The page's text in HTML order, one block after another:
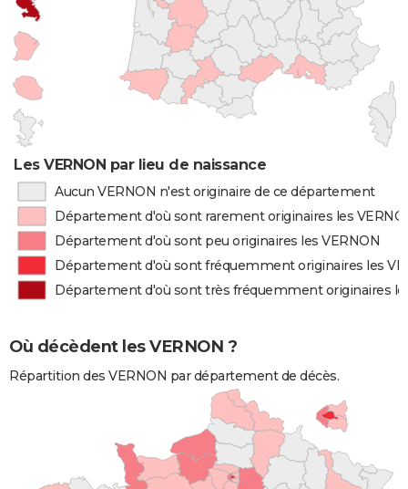
Les VERNON par lieu de naissance
Aucun VERNON n'est originaire de ce département
Département d'où sont rarement originaires les
Département d'où sont peu originaires les VERNON
Département d'où sont fréquemment originaires les
Département d'où sont très fréquemment originaires
Où décèdent les VERNON ?
Répartition des VERNON par département de décès.